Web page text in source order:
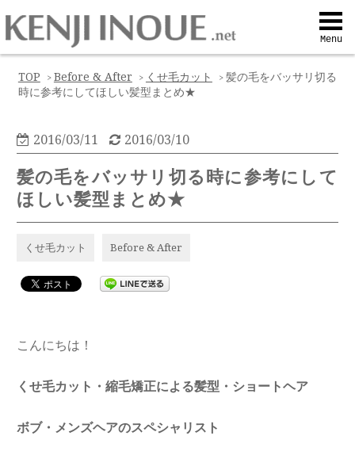
Menu
Q&A
Menu
TOP > Before & After > くせ毛カット > 髪の毛をバッサリ切る
時に参考にしてほしい髪型まとめ★
2016/03/11 2016/03/10
髪の毛をバッサリ切る時に参考にして
ほしい髪型まとめ★
くせ毛カット Before & After
こんにちは！
くせ毛カット・縮毛矯正による髪型・ショートヘア
ボブ・メンズヘアのスペシャリスト